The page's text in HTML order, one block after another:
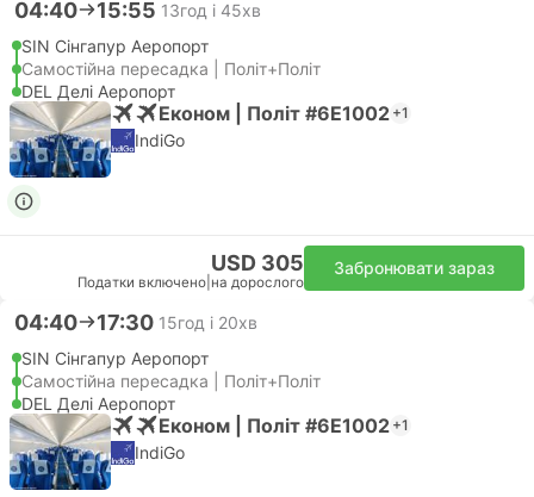
04:40 15:55 13год і 45хв
SIN Сінгапур Аеропорт
Самостійна пересадка | Політ+Політ
DEL Делі Аеропорт
Економ | Політ #6E1002 +1
IndiGo
USD 305
Податки включено на дорослого
Забронювати зараз
04:40 17:30 15год і 20хв
SIN Сінгапур Аеропорт
Самостійна пересадка | Політ+Політ
DEL Делі Аеропорт
Економ | Політ #6E1002 +1
IndiGo